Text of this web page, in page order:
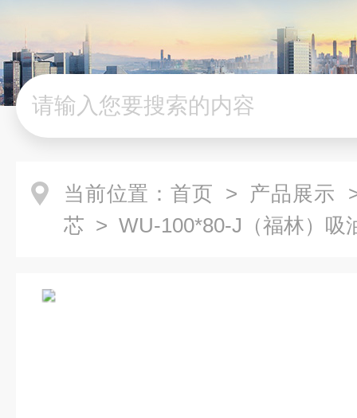
当前位置： 首页 > 产品展示
芯 > WU-100*80-J（福林）吸